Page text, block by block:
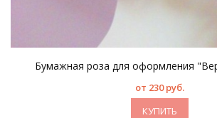
Бумажная роза для оформления
от 230 руб.
КУПИТЬ